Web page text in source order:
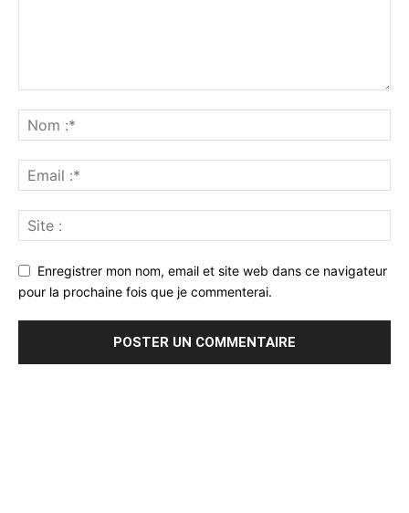
Enregistrer mon nom, email et site web dans ce navigateur
pour la prochaine fois que je commenterai.